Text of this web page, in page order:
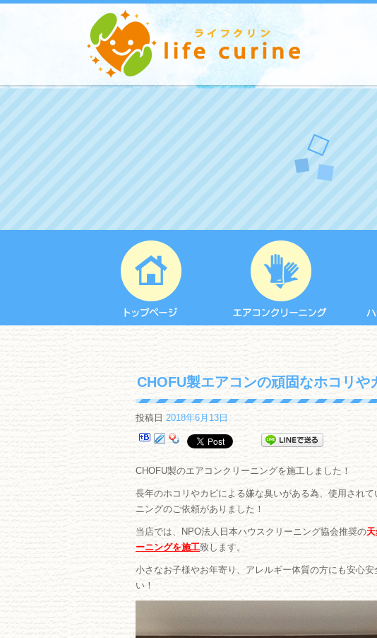
CHOFU製エアコンの頑固なホコリ
投稿日 2018年6月13日
CHOFU製のエアコンクリーニングを施工しました！
長年のホコリやカビによる嫌な臭いがある為、使用され
ニングのご依頼がありました！
当店では、NPO法人日本ハウスクリーニング協会推奨の
ーニングを施工致します。
小さなお子様やお年寄り、アレルギー体質の方にも安心
い！